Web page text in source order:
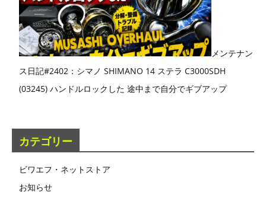
メンテナン
ス日記#2402：シマノ SHIMANO 14 ステラ C3000SDH
(03245) ハンドルロックした 途中まで自分でギブアップ
カテゴリー
ビワエフ・ネットストア
お知らせ